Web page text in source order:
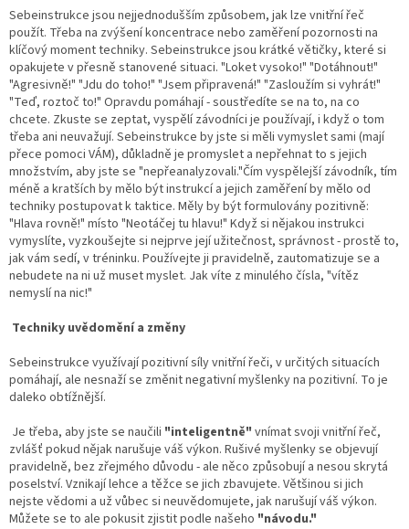
Sebeinstrukce jsou nejjednodušším způsobem, jak lze vnitřní řeč
použít. Třeba na zvýšení koncentrace nebo zaměření pozornosti na
klíčový moment techniky. Sebeinstrukce jsou krátké větičky, které si
opakujete v přesně stanovené situaci. "Loket vysoko!" "Dotáhnout!"
"Agresivně!" "Jdu do toho!" "Jsem připravená!" "Zasloužím si vyhrát!"
"Teď, roztoč to!" Opravdu pomáhají - soustředíte se na to, na co
chcete. Zkuste se zeptat, vyspělí závodníci je používají, i když o tom
třeba ani neuvažují. Sebeinstrukce by jste si měli vymyslet sami (mají
přece pomoci VÁM), důkladně je promyslet a nepřehnat to s jejich
množstvím, aby jste se "nepřeanalyzovali."Čím vyspělejší závodník, tím
méně a kratších by mělo být instrukcí a jejich zaměření by mělo od
techniky postupovat k taktice. Měly by být formulovány pozitivně:
"Hlava rovně!" místo "Neotáčej tu hlavu!" Když si nějakou instrukci
vymyslíte, vyzkoušejte si nejprve její užitečnost, správnost - prostě to,
jak vám sedí, v tréninku. Používejte ji pravidelně, zautomatizuje se a
nebudete na ni už muset myslet. Jak víte z minulého čísla, "vítěz
nemyslí na nic!"
Techniky uvědomění a změny
Sebeinstrukce využívají pozitivní síly vnitřní řeči, v určitých situacích
pomáhají, ale nesnaží se změnit negativní myšlenky na pozitivní. To je
daleko obtížnější.
Je třeba, aby jste se naučili "inteligentně" vnímat svoji vnitřní řeč,
zvlášť pokud nějak narušuje váš výkon. Rušivé myšlenky se objevují
pravidelně, bez zřejmého důvodu - ale něco způsobují a nesou skrytá
poselství. Vznikají lehce a těžce se jich zbavujete. Většinou si jich
nejste vědomi a už vůbec si neuvědomujete, jak narušují váš výkon.
Můžete se to ale pokusit zjistit podle našeho "návodu."